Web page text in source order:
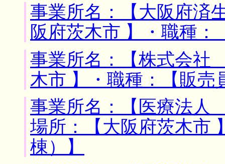
事業所名：【大阪府済
阪府茨木市 】・職種：
事業所名：【株式会社
木市 】・職種：【販売
事業所名：【医療法
場所：【大阪府茨木市
棟）】